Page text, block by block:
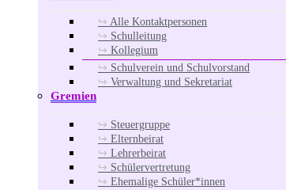
Alle Kontaktpersonen
Schulleitung
Kollegium
Schulverein und Schulvorstand
Verwaltung und Sekretariat
Gremien
Steuergruppe
Elternbeirat
Lehrerbeirat
Schülervertretung
Ehemalige Schüler*innen